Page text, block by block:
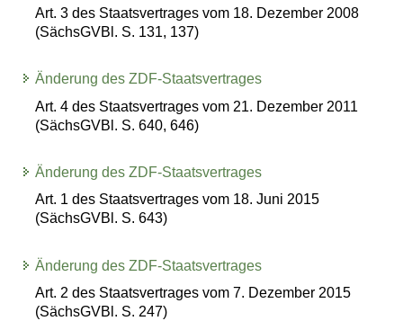
Art. 3 des Staatsvertrages vom 18. Dezember 2008
(SächsGVBl. S. 131, 137)
Änderung des ZDF-Staatsvertrages
Art. 4 des Staatsvertrages vom 21. Dezember 2011
(SächsGVBl. S. 640, 646)
Änderung des ZDF-Staatsvertrages
Art. 1 des Staatsvertrages vom 18. Juni 2015
(SächsGVBl. S. 643)
Änderung des ZDF-Staatsvertrages
Art. 2 des Staatsvertrages vom 7. Dezember 2015
(SächsGVBl. S. 247)